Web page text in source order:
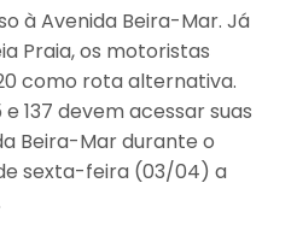
à Avenida Beira-Mar. Já
Praia, os motoristas
como rota alternativa.
137 devem acessar suas
Beira-Mar durante o
sexta-feira (03/04) a